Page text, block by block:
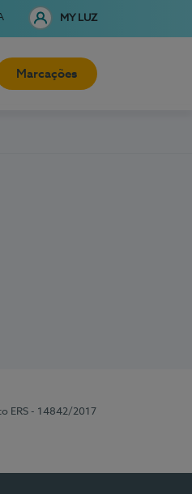
MY LUZ
Marcações
ERS - 14842/2017